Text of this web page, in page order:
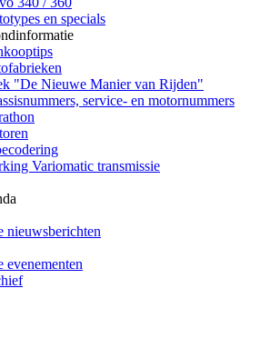
en specials
"De Nieuwe Manier van Rijden"
service- en motornummers
Variomatic transmissie
nieuwsberichten
evenementen